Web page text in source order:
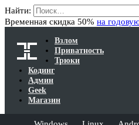
Найти:
Временная скидка 50% на
Взлом
Приватность
Трюки
Кодинг
Админ
Geek
Магазин